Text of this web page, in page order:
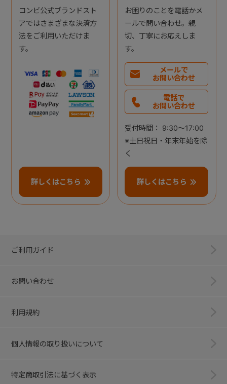
コンビ公式ブランドスト
アではさまざまな決済方
法をご利用いただけま
す。
詳しくはこちら
お困りのことを電話かメ
ールで問い合わせ。親
切、丁寧にお応えしま
す。
メールで
お問い合わせ
電話で
お問い合わせ
受付時間： 9:30～17:00
※土日祝日・年末年始を除
く
詳しくはこちら
ご利用ガイド
お問い合わせ
利用規約
個人情報の取り扱いについて
特定商取引法に基づく表示